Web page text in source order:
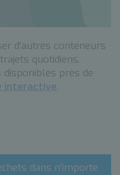
d'autres conteneurs
quotidiens.
près de
interactive.
dans n’importe